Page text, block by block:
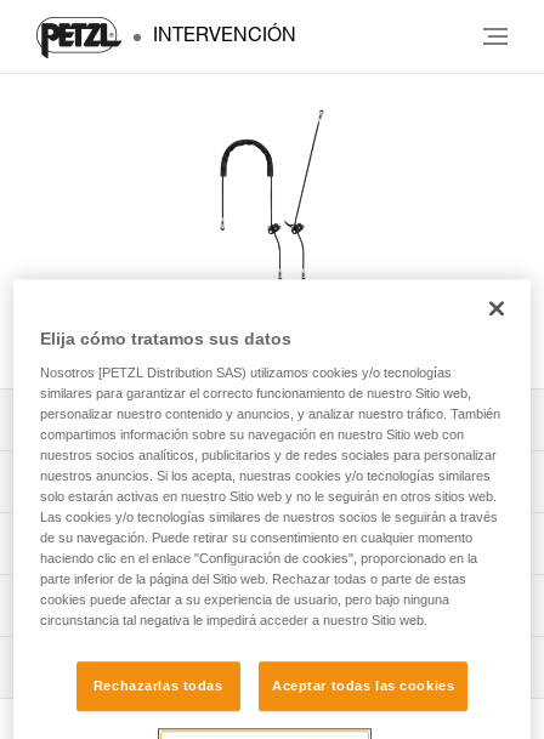
INTERVENCIÓN
GRILLON
Descargar ficha técnica (PDF)
Technical Notice
Aplicación para el control y seguimiento de sus EPI
descubra ePPEcentre
Procedimiento de revisión del EPI
verif EPI-GRILLON-procedure-ES
Ficha de seguimiento del EPI
verif EPI-GRILLON-suivi-ES
Consejos para el mantenimiento de tus equipos
Elija cómo tratamos sus datos
Nosotros [PETZL Distribution SAS) utilizamos cookies y/o tecnologías
similares para garantizar el correcto funcionamiento de nuestro Sitio web,
personalizar nuestro contenido y anuncios, y analizar nuestro tráfico. También
compartimos información sobre su navegación en nuestro Sitio web con
nuestros socios analíticos, publicitarios y de redes sociales para personalizar
nuestros anuncios. Si los acepta, nuestras cookies y/o tecnologías similares
solo estarán activas en nuestro Sitio web y no le seguirán en otros sitios web.
Las cookies y/o tecnologías similares de nuestros socios le seguirán a través
de su navegación. Puede retirar su consentimiento en cualquier momento
haciendo clic en el enlace "Configuración de cookies", proporcionado en la
parte inferior de la página del Sitio web. Rechazar todas o parte de estas
cookies puede afectar a su experiencia de usuario, pero bajo ninguna
circunstancia tal negativa le impedirá acceder a nuestro Sitio web.
Rechazarlas todas Aceptar todas las cookies